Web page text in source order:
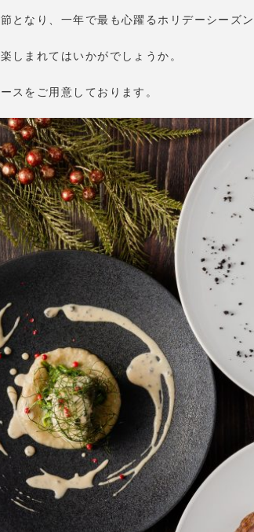
となり、一年で最も心躍るホリデーシーズ
しまれてはいかがでしょうか。
スをご用意しております。